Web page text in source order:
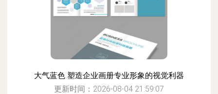
大气蓝色 塑造企业画册专业形象的视觉利器
更新时间：2026-08-04 21:59:07